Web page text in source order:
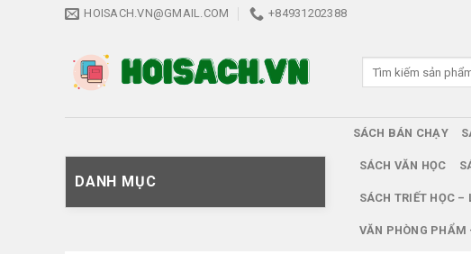
HOISACH.VN@GMAIL.COM +84931202388
DANH MỤC
SÁCH BÁN CHẠY
SÁCH VĂN HỌC
SÁCH TRIẾT HỌC –
VĂN PHÒNG PHẨM